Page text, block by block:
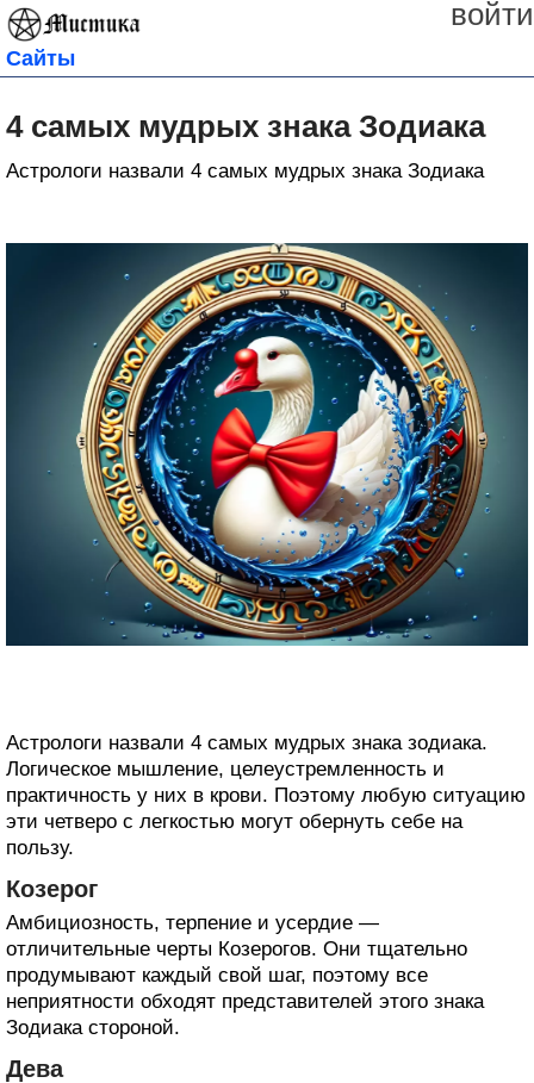
войти
Сайты
4 самых мудрых знака Зодиака
Астрологи назвали 4 самых мудрых знака Зодиака
Астрологи назвали 4 самых мудрых знака зодиака.
Логическое мышление, целеустремленность и
практичность у них в крови. Поэтому любую ситуацию
эти четверо с легкостью могут обернуть себе на
пользу.
Козерог
Амбициозность, терпение и усердие —
отличительные черты Козерогов. Они тщательно
продумывают каждый свой шаг, поэтому все
неприятности обходят представителей этого знака
Зодиака стороной.
Дева